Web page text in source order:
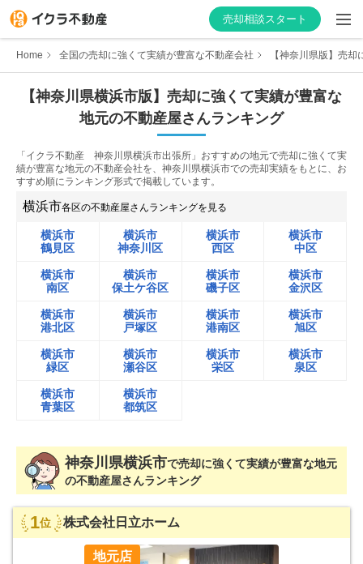
売却相談スタート
はじめての方へ
不動産会社を探す
物件の価格を知る
お家の売却を学ぶ
不動産会社向け情報
Home 全国の売却に強くて実績が豊富な不動産会社 【神奈川県版】売
【神奈川県横浜市版】 売却に強くて実績が豊富な
地元の不動産屋さんランキング
「イクラ不動産 神奈川県横浜市出張所」おすすめの地元で売却に強くて実
績が豊富な地元の不動産会社を、 神奈川県横浜市での売却実績をもとに、お
すすめ順にランキング形式で掲載しています。
横浜市各区の不動産屋さんランキングを見る
横浜市
鶴見区
横浜市
神奈川区
横浜市
西区
横浜市
中区
横浜市
南区
横浜市
保土ケ谷区
横浜市
磯子区
横浜市
金沢区
横浜市
港北区
横浜市
戸塚区
横浜市
港南区
横浜市
旭区
横浜市
緑区
横浜市
瀬谷区
横浜市
栄区
横浜市
泉区
横浜市
青葉区
横浜市
都筑区
神奈川県横浜市で売却に強くて実績が豊富な地元
の不動産屋さんランキング
1位 株式会社日立ホーム
地元店